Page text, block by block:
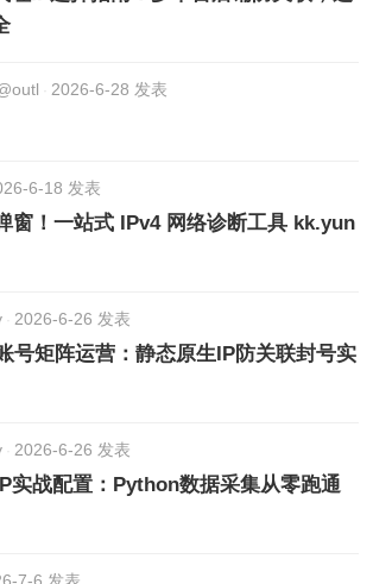
2026-6-28 发表
6-18 发表
窗！一站式 IPv4 网络诊断工具 kk.yun
2026-6-26 发表
号矩阵运营：静态原生IP防关联封号实
2026-6-26 发表
实战配置：Python数据采集从零跑通